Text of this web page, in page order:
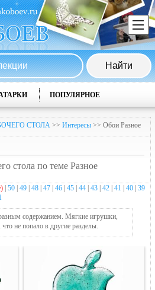
ПОПУЛЯРНОЕ
СТОЛА >> Интересы >> Обои Разное
стола по теме Разное
50 49 48 47 46 45 44 43 42 41 40 39
содержанием. Мягкие игрушки,
не попало в другие разделы.